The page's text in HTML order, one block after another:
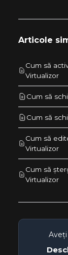
Articole
Cum să
Virtualizor
Cum să
Cum să
Cum să
Virtualizor
Cum să
Virtualizor